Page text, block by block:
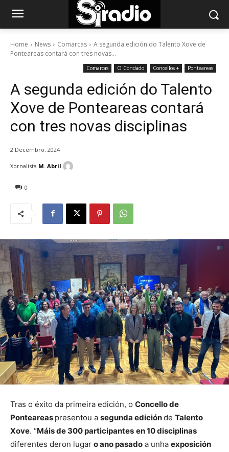
Home News Comarcas
A segunda edición do Talento Xove de
Ponteareas contará con tres novas...
Comarcas O Condado Concellos + Ponteareas
A segunda edición do Talento
Xove de Ponteareas contará
con tres novas disciplinas
2 Decembro, 2024
0
Xornalista M. Abril
Tras o éxito da primeira edición, o Concello de
Ponteareas presentou a segunda ediciónde Talento
Xove. “Máis de 300 participantes en 10 disciplinas
diferentes deron lugar o ano pasado a unha exposición